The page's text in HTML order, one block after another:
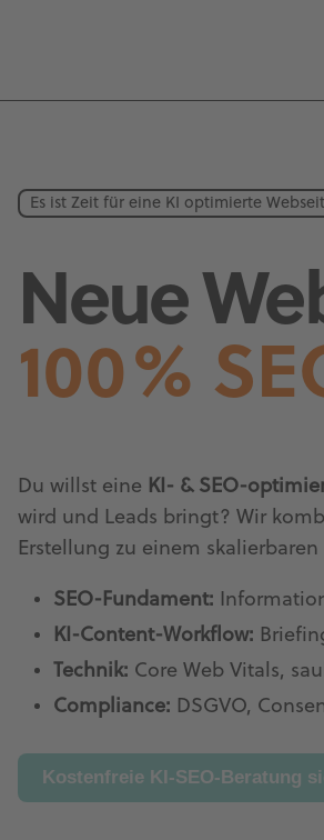
Es ist Zeit für eine KI optimierte
Neue
100%
Du willst eine KI- & SEO-
wird und Leads bringt? Wir
Erstellung zu einem
SEO-Fundament:
KI-Content-Workflow:
Technik: Core Web Vitals,
Compliance: DSGVO,
Kostenfreie KI-SEO-Beratung